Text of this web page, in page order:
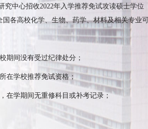
中心招收2022年入学推荐免试攻读硕士学位
各高校化学、生物、药学、材料及相关专业
期间没有受过纪律处分；
在学校推荐免试资格；
在学期间无重修科目或补考记录；